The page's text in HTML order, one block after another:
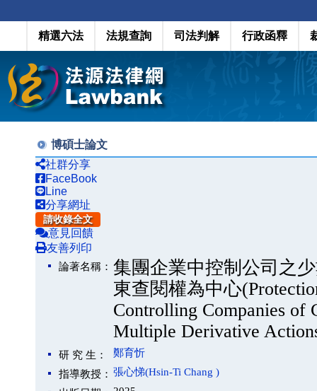
精選六法 法規查詢 司法判解 行政函釋
博碩士論文
社群分享
FaceBook
Line
分享網址
請收錄全文
意見回饋
友善列印
論著名稱： 集團企業中控制公司之
東查閱權為中心
Controlling Companies of
Multiple Derivative
研 究 生：
鄭育忻
指導教授： 張心悌(Hsin-Ti Chang )